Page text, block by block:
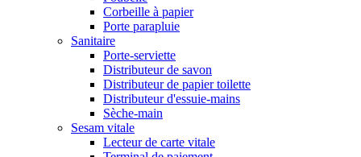
Corbeille à papier
Porte parapluie
Sanitaire
Porte-serviette
Distributeur de savon
Distributeur de papier toilette
Distributeur d'essuie-mains
Sèche-main
Sesam vitale
Lecteur de carte vitale